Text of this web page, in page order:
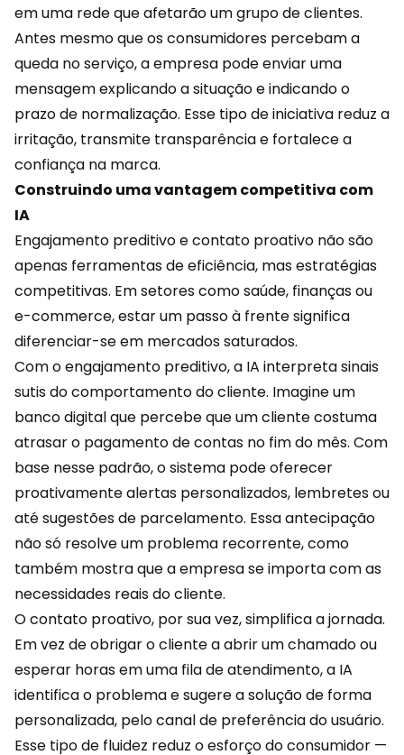
em uma rede que afetarão um grupo de clientes.
Antes mesmo que os consumidores percebam a
queda no serviço, a empresa pode enviar uma
mensagem explicando a situação e indicando o
prazo de normalização. Esse tipo de iniciativa reduz a
irritação, transmite transparência e fortalece a
confiança na marca.
Construindo uma vantagem competitiva com
IA
Engajamento preditivo e contato proativo não são
apenas ferramentas de eficiência, mas estratégias
competitivas. Em setores como saúde, finanças ou
e-commerce, estar um passo à frente significa
diferenciar-se em mercados saturados.
Com o engajamento preditivo, a IA interpreta sinais
sutis do comportamento do cliente. Imagine um
banco digital que percebe que um cliente costuma
atrasar o pagamento de contas no fim do mês. Com
base nesse padrão, o sistema pode oferecer
proativamente alertas personalizados, lembretes ou
até sugestões de parcelamento. Essa antecipação
não só resolve um problema recorrente, como
também mostra que a empresa se importa com as
necessidades reais do cliente.
O contato proativo, por sua vez, simplifica a jornada.
Em vez de obrigar o cliente a abrir um chamado ou
esperar horas em uma fila de atendimento, a IA
identifica o problema e sugere a solução de forma
personalizada, pelo canal de preferência do usuário.
Esse tipo de fluidez reduz o esforço do consumidor —